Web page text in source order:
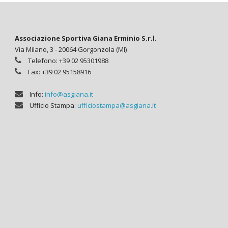
Associazione Sportiva Giana Erminio S.r.l.
Via Milano, 3 - 20064 Gorgonzola (MI)
Telefono: +39 02 95301988
Fax: +39 02 95158916
Info: info@asgiana.it
Ufficio Stampa: ufficiostampa@asgiana.it